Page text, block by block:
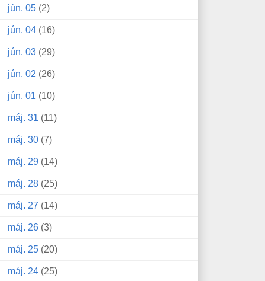
jún. 05 (2)
jún. 04 (16)
jún. 03 (29)
jún. 02 (26)
jún. 01 (10)
máj. 31 (11)
máj. 30 (7)
máj. 29 (14)
máj. 28 (25)
máj. 27 (14)
máj. 26 (3)
máj. 25 (20)
máj. 24 (25)